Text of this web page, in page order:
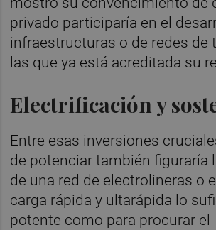
privado participaría en el
infraestructuras o de redes de
las que ya está acreditada su
Electrificación y
Entre esas inversiones
de potenciar también figuraría
de una red de electrolineras o
carga rápida y ultarápida lo
potente como para procurar el